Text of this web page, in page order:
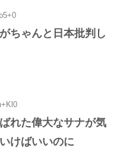
ちゃんと日本批判し
れた偉大なサナが気
けばいいのに